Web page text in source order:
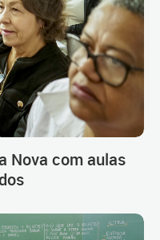
Nova com aulas